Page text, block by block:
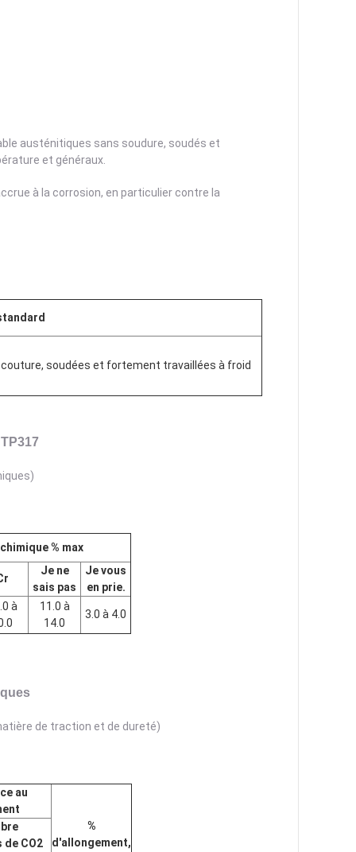
austénitiques sans soudure, soudés et
et généraux.
à la corrosion, en particulier contre la
soudées et fortement travaillées à froid
% max
Je ne
sais pas
Je vous
en prie.
à
11.0 à
14.0
3.0 à 4.0
de traction et de dureté)
au
%
d'allongement,
CO2